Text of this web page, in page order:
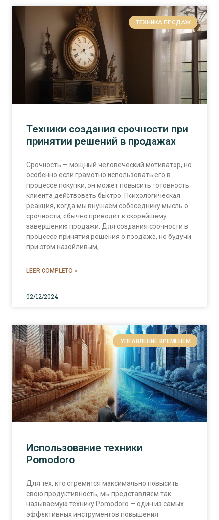
ТЕХНИКА ПРОДАЖ
Техники создания срочности при
принятии решений в продажах
Срочность — мощный человеческий мотиватор, но
особенно если грамотно использовать его в
процессе покупки, он может повысить готовность
клиента действовать быстро. Психологическая
реакция, когда мы внушаем собеседнику мысль о
срочности, обычно приводит к скорейшему
завершению продажи. Для создания срочности в
процессе принятия решения о продаже, не будучи
при этом назойливым,
LEER COMPLETO »
02/12/2024
УПРАВЛЕНИЕ ВРЕМЕНЕМ
Использование техники
Pomodoro
Для тех, кто стремится максимально повысить
свою продуктивность, мы представляем так
называемую технику Pomodoro — один из самых
эффективных инструментов повышения